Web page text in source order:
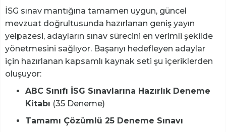
İSG sınav mantığına tamamen uygun, güncel
mevzuat doğrultusunda hazırlanan geniş yayın
yelpazesi, adayların sınav sürecini en verimli şekilde
yönetmesini sağlıyor. Başarıyı hedefleyen adaylar
için hazırlanan kapsamlı kaynak seti şu içeriklerden
oluşuyor:
ABC Sınıfı İSG Sınavlarına Hazırlık Deneme
Kitabı (35 Deneme)
Tamamı Çözümlü 25 Deneme Sınavı